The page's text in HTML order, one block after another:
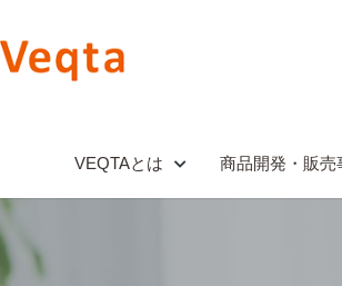
VEQTAとは 商品開発・販売